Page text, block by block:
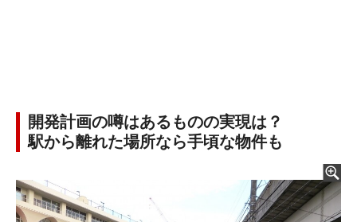
開発計画の噂はあるものの実現は？
駅から離れた場所なら手頃な物件も